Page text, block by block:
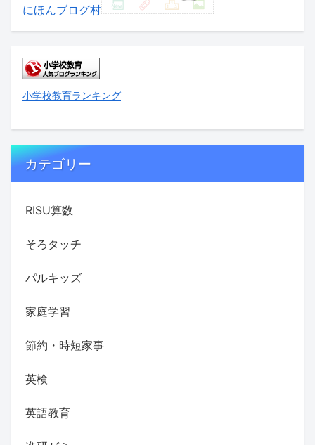
にほんブログ村
小学校教育ランキング
カテゴリー
RISU算数
そろタッチ
パルキッズ
家庭学習
節約・時短家事
英検
英語教育